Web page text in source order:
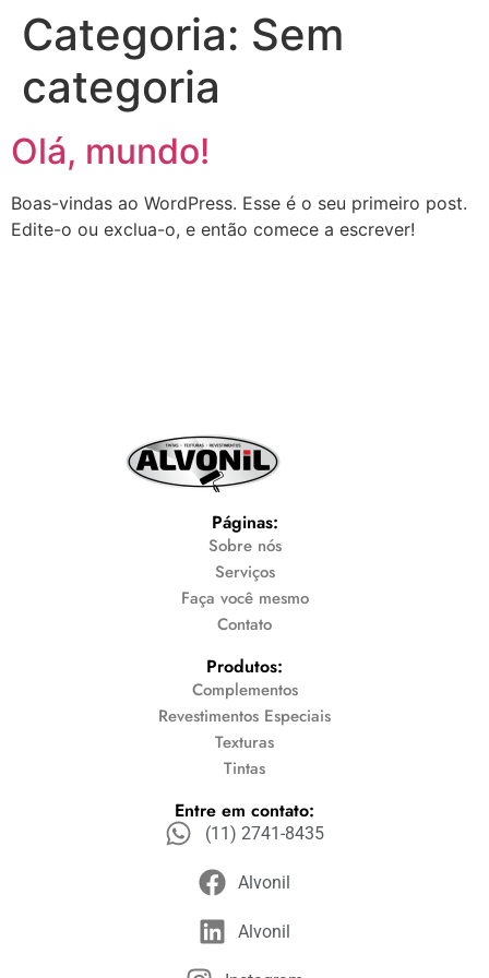
Categoria: Sem
categoria
Olá, mundo!
Boas-vindas ao WordPress. Esse é o seu primeiro post.
Edite-o ou exclua-o, e então comece a escrever!
Páginas:
Sobre nós
Serviços
Faça você mesmo
Contato
Produtos:
Complementos
Revestimentos Especiais
Texturas
Tintas
Entre em contato:
(11) 2741-8435
Alvonil
Alvonil